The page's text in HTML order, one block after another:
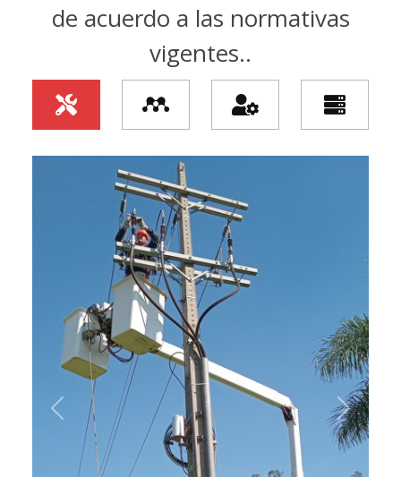
de acuerdo a las normativas
vigentes..
Previous Next